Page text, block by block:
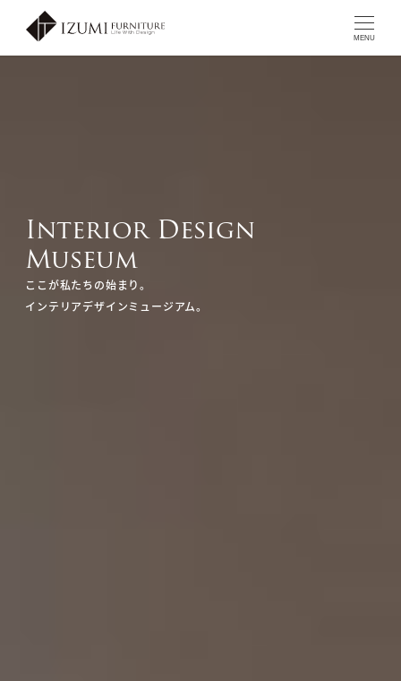
MENU
Interior Design
Museum
ここが私たちの始まり。
インテリアデザインミュージアム。